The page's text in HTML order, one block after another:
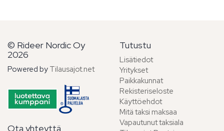
© Rideer Nordic Oy
2026
Powered by Tilausajot.net
Ota yhteyttä
Tutustu
Lisätiedot
Yritykset
Paikkakunnat
Rekisteriseloste
Käyttöehdot
Mitä taksi maksaa
Vapautunut taksiala